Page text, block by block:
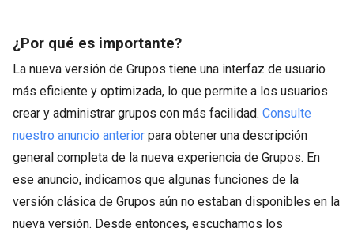
¿Por qué es importante?
La nueva versión de Grupos tiene una interfaz de usuario
más eficiente y optimizada, lo que permite a los usuarios
crear y administrar grupos con más facilidad. Consulte
nuestro anuncio anterior para obtener una descripción
general completa de la nueva experiencia de Grupos. En
ese anuncio, indicamos que algunas funciones de la
versión clásica de Grupos aún no estaban disponibles en la
nueva versión. Desde entonces, escuchamos los